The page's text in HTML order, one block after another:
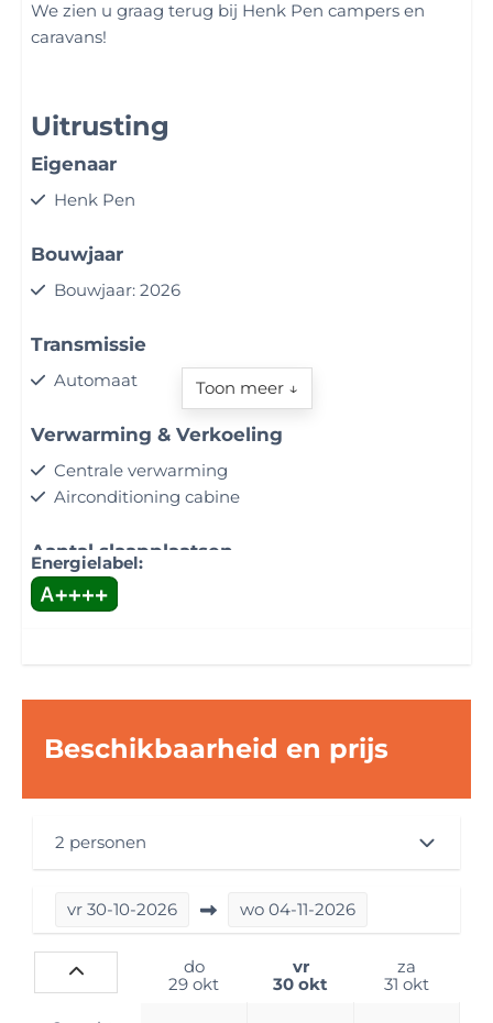
We zien u graag terug bij Henk Pen campers en
caravans!
Uitrusting
Eigenaar
Henk Pen
Bouwjaar
Bouwjaar: 2026
Transmissie
Automaat
Verwarming & Verkoeling
Centrale verwarming
Airconditioning cabine
Aantal slaapplaatsen
4 slaapplaatsen
Koelkast: Met vriesvak
Badkamer
Wastafel
Toilet
Slaapkamer
Primaire slaapplek: Queensbed
Lengte primaire slaapplek (cm): 195
Breedte primaire slaapplek (cm): 150
Toon meer ↓
Energielabel:
Beschikbaarheid en prijs
2 personen
vr 30-10-2026 wo 04-11-2026
do
29 okt
vr
30 okt
za
31 okt